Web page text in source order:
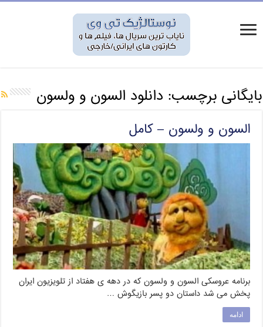
بایگانی برچسب: دانلود السون و ولسون
السون و ولسون – کامل
برنامه عروسکی السون و ولسون که در دهه ی هفتاد از تلویزیون ایران
پخش می شد داستان دو پسر بازیگوش …
ادامه